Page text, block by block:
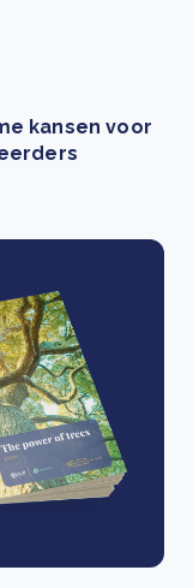
kansen voor